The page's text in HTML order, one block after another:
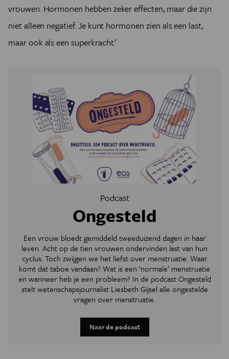
vrouwen. Hormonen hebben zeker effecten, maar die zijn
niet alleen negatief. Je kunt hormonen zien als een last,
maar ook als een superkracht.’
Podcast
Ongesteld
Een vrouw bloedt gemiddeld tweeduizend dagen in haar
leven. Acht op de tien vrouwen ondervinden last van hun
cyclus. Toch zwijgen we het liefst over menstruatie. Waar
komt dat taboe vandaan? Wat is een ‘normale’ menstruatie
en wanneer heb je een probleem? In de podcast Ongesteld
stelt wetenschapsjournalist Liesbeth Gijsel alle ongestelde
vragen over menstruatie.
Naar de podcast